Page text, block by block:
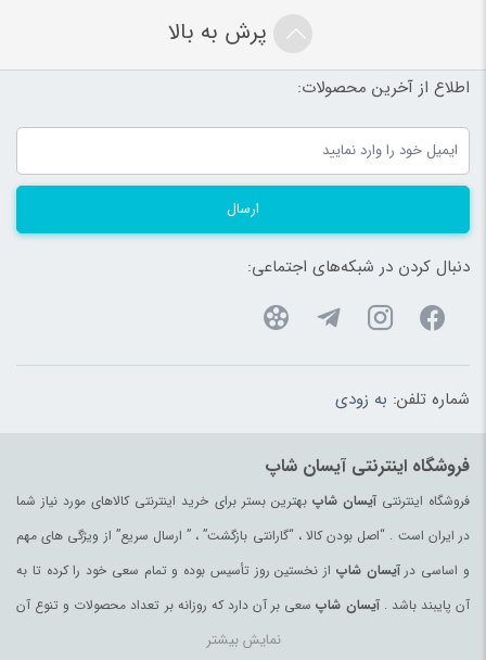
پرش به بالا
اطلاع از آخرین محصولات:
ارسال
دنبال کردن در شبکه‌های اجتماعی:
شماره تلفن: به زودی
فروشگاه اینترنتی آیسان شاپ
فروشگاه اینترنتیآیسان شاپبهترین بستر برای خرید اینترنتی کالاهای مورد نیاز شما
در ایران است . “اصل بودن کالا ، “گارانتی بازگشت” ، ” ارسال سریع” از ویژگی های مهم
و اساسی درآیسان شاپ از نخستین روز تأسیس بوده و تمام سعی خود را کرده تا به
آن پایبند باشد .آیسان شاپ سعی بر آن دارد که روزانه بر تعداد محصولات و تنوع آن
بیفزاید تا بتواند نیاز همه ی افراد با هر نوع سلیقه را در خرید محصولات اینترنتی مرتفع
نمایش بیشتر